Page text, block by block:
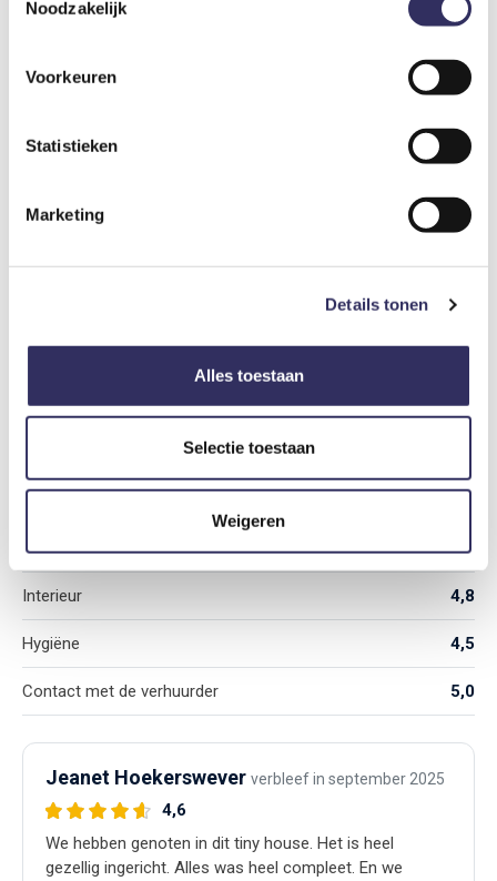
Noodzakelijk
Voorkeuren
Statistieken
Marketing
Details tonen
Alles toestaan
Selectie toestaan
Weigeren
Kinderbedje
€ 12,50
Inclusief kinderstoel. Bedlinnen van het kinderbedje is
Reviews.Echte gasten, echte ervaringen.
4,6
Gemiddeld aantal sterren gebaseerd op 4 reviews
Ligging 3,8
Interieur 4,8
Hygiëne 4,5
Contact met de verhuurder 5,0
Jeanet Hoekerswever verbleef in september 2025
4,6
We hebben genoten in dit tiny house. Het is heel
gezellig ingericht. Alles was heel compleet. En we